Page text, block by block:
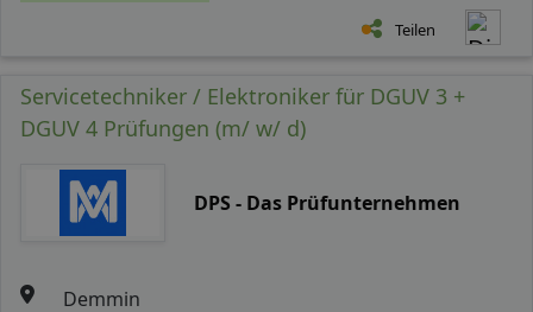
Teilen
Servicetechniker / Elektroniker für DGUV 3 +
DGUV 4 Prüfungen (m/ w/ d)
DPS - Das Prüfunternehmen
Demmin